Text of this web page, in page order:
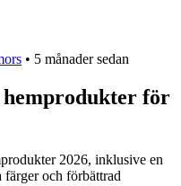
• 5 månader sedan
för
2026, inklusive en
och förbättrad